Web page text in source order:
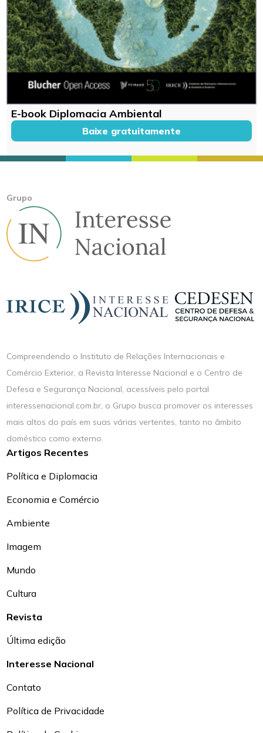
E-book Diplomacia Ambiental
Baixe gratuitamente
Grupo
Compreendendo o Instituto de Relações Internacionais e
Comércio Exterior, a Revista Interesse Nacional e o Centro de
Defesa e Segurança Nacional, acessíveis pelo portal
interessenacional.com.br, o Grupo busca promover os interesses
mais altos do país em suas várias vertentes, tanto no âmbito
doméstico como externo.
Artigos Recentes
Política e Diplomacia
Economia e Comércio
Ambiente
Imagem
Mundo
Cultura
Revista
Última edição
Interesse Nacional
Contato
Política de Privacidade